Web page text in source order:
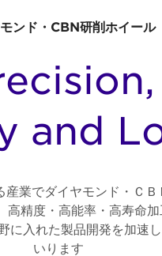
ンド・CBN研削ホイール
and
業でダイヤモンド・Ｃ
精度・高能率・高寿命
に入れた製品開発を加速
いります